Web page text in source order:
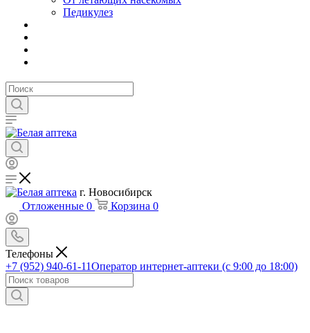
Педикулез
г. Новосибирск
Отложенные 0 Корзина 0
Телефоны
+7 (952) 940-61-11Оператор интернет-аптеки (с 9:00 до 18:00)